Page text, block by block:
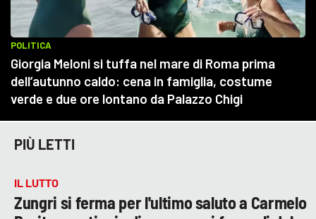
PIÙ LETTI
IL LUTTO
Zungri si ferma per l'ultimo saluto a Carmelo